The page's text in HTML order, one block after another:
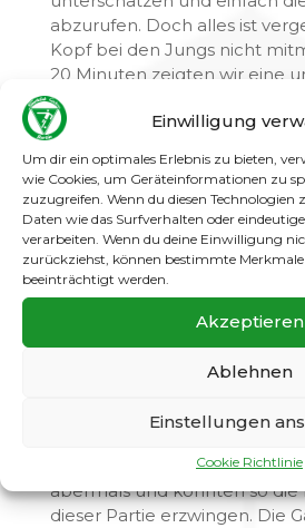
Einwilligung
Um dir ein optimales Erlebnis zu bieten,
wie Cookies, um Geräteinformationen zu
zuzugreifen. Wenn du diesen
Daten wie das Surfverhalten oder
verarbeiten. Wenn du deine Einwilligung
zurückziehst, können bestimmte
beeinträchtigt werden.
Akzeptieren
Ablehnen
Einstellungen
Cookie Richtlinie
abzurufen. Doch alles ist
Kopf bei den Jungs nicht
20 Minuten zeigten wir eine
Leistung die einen
konnte. In dieser Phase
in Rückstand zu geraten,
hat sich zum Glück nicht
den Feldspielern. Nach und
nun alle, dass uns nichts
Rückrunde, sondern wir uns
erspielen müssen.
wir die Spielkontrolle und
einige Torchancen, die wir mit
Doppelschlag auch nutzen
Führung im Rücken stieg
Favoritenstellung gerecht
Kurz nach dem Wideranpfiff
abermals und konnten so die
dieser Partie erzwingen. Die